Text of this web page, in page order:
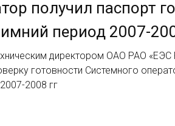
получил паспорт
период 2007-
директором ОАО РАО «ЕЭС
готовности Системного
2008 гг